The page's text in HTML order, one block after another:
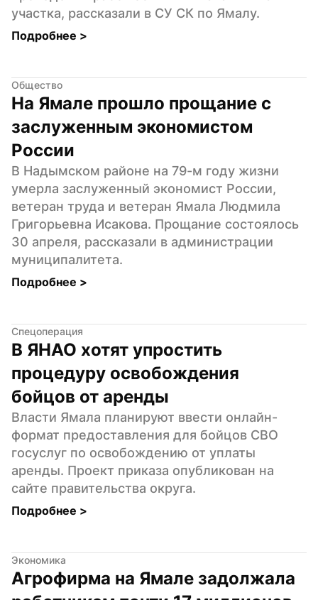
участка, рассказали в СУ СК по Ямалу.
Подробнее >
Общество
На Ямале прошло прощание с
заслуженным экономистом
России
В Надымском районе на 79-м году жизни
умерла заслуженный экономист России,
ветеран труда и ветеран Ямала Людмила
Григорьевна Исакова. Прощание состоялось
30 апреля, рассказали в администрации
муниципалитета.
Подробнее >
Спецоперация
В ЯНАО хотят упростить
процедуру освобождения
бойцов от аренды
Власти Ямала планируют ввести онлайн-
формат предоставления для бойцов СВО
госуслуг по освобождению от уплаты
аренды. Проект приказа опубликован на
сайте правительства округа.
Подробнее >
Экономика
Агрофирма на Ямале задолжала